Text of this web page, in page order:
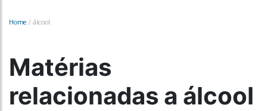
Home / álcool
Matérias
relacionadas a álcool